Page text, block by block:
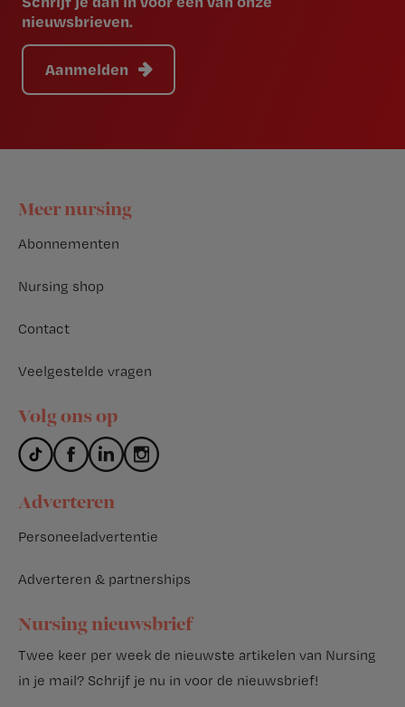
nieuwsbrieven.
Aanmelden
Footer
Meer nursing
Abonnementen
Nursing shop
Contact
Veelgestelde vragen
Volg ons op
Adverteren
Personeeladvertentie
Adverteren & partnerships
Nursing nieuwsbrief
Twee keer per week de nieuwste artikelen van Nursing
in je mail? Schrijf je nu in voor de nieuwsbrief!